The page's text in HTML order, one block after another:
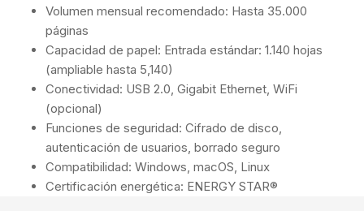
Volumen mensual recomendado: Hasta 35.000
páginas
Capacidad de papel: Entrada estándar: 1.140 hojas
(ampliable hasta 5,140)
Conectividad: USB 2.0, Gigabit Ethernet, WiFi
(opcional)
Funciones de seguridad: Cifrado de disco,
autenticación de usuarios, borrado seguro
Compatibilidad: Windows, macOS, Linux
Certificación energética: ENERGY STAR®